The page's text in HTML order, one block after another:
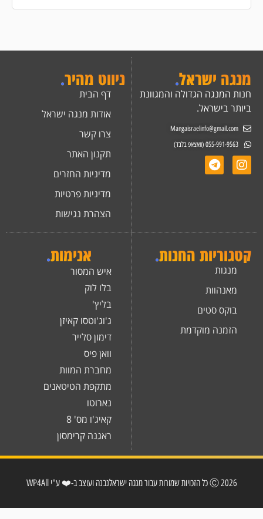
מנגה ישראל.
חנות המנגה הגדולה והמגוונת
ביותר בישראל.
Mangaisraelinfo@gmail.com
055-991-9563 (וואצאפ בלבד)
ניווט מהיר.
דף הבית
אודות מנגה ישראל
צרו קשר
תקנון האתר
מדיניות החזרים
מדיניות פרטיות
הצהרת נגישות
קטגוריות החנות.
מנגות
מאנהוות
בוקס סטים
הזמנה מוקדמת
אנימות.
איש המסור
בלו לוק
בליץ'
ג'וג'וטסו קאיזן
דימון סלייר
וואן פיס
מחברת המוות
מתקפת הטיטאנים
נארוטו
קאיג'ו מס' 8
ראגנה קרימסון
2026 Ⓒ כל הזכויות שמורות עבור מנגה ישראל נבנה ועוצב ב-❤️ ע"י WP4All